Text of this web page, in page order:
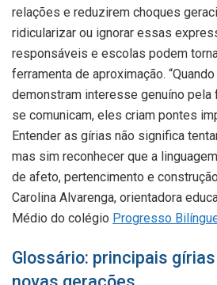
relações e reduzirem choques
ridicularizar ou ignorar essas
responsáveis e escolas podem
ferramenta de aproximação.
demonstram interesse genuíno pela
se comunicam, eles criam pontes
Entender as gírias não significa
mas sim reconhecer que a
de afeto, pertencimento e
Carolina Alvarenga, orientadora
Médio do colégio Progresso
Glossário: principais